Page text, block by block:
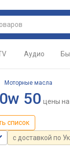
Аудио
Моторные масла
50 цены
список
с доставкой по